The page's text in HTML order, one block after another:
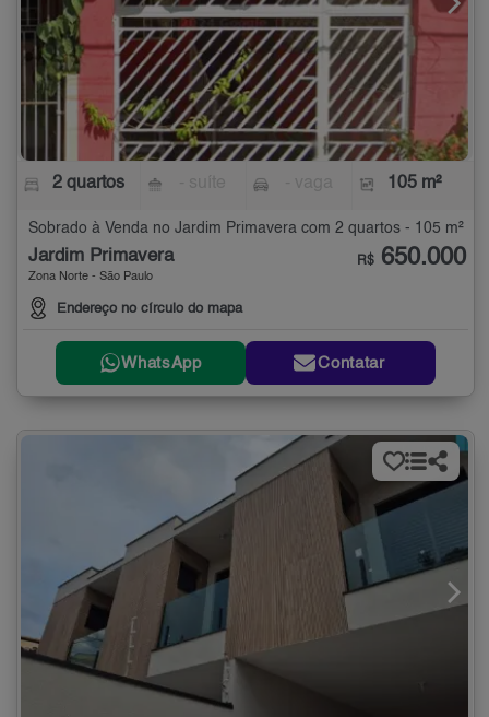
2 quartos 105 m²
Sobrado à Venda no Jardim Primavera com 2 quartos - 105 m²
Jardim Primavera
Zona Norte - São Paulo
Endereço no círculo do mapa
R$ 650.000
WhatsApp Contatar